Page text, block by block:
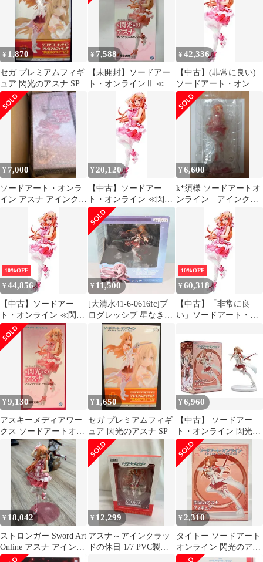
¥ 1,870
セガ プレミアムフィギ
ュア 閃光のアスナ SP
¥ 7,588
【未開封】ソードアー
ト・オンラインⅡ ≪閃
光≫のアスナ アインク
ラッドのアイドルVer
¥42,336
【中古】(非常に良い)
ソードアート・オンラ
イン ≪閃光≫のアスナ
アインクラッドのアイ
ドルVer. 1/8スケール
ABS&PVC製 フィギュ
¥ 7,000
ソードアート・オンラ
イン アスナ アインクラ
ッドのアイドルVer. 未
¥ 20,120
【中古】ソードアー
ト・オンライン ≪閃光
≫のアスナ アインクラ
ッドのアイドルVer. 1/8
スケール ABS&PVC製
フィギュア
¥6,600
k*須様 ソードアートオ
ンライン アインクラ
ッドのアイドル 閃光
のアスナ フィギ
10%OFF
¥44,856
【中古】ソードアー
ト・オンライン ≪閃光
≫のアスナ アインクラ
ッドのアイドルVer. 1/8
スケール ABS&PVC製
フィギュア
¥ 11,500
[大清水41-6-0616fc]プ
ログレッシブ 星なき夜
のアリア アスナ 1/7
10%OFF
¥60,318
【中古】「非常に良
い」ソードアート・オ
アイドルVer. 1/8スケー
ル ABS&PVC製 フィギ
ュア
¥9,130
アスキーメディアワー
クス ソードアートオン
ライン 閃光のアスナ ア
インクラッドのアイド
ルver/電撃屋web限定
¥ 1,650
セガ プレミアムフィギ
ュア 閃光のアスナ SP
¥6,960
【中古】 ソードアー
ト・オンライン 閃光の
アスナ フィギュア
SWORD ART ONLINE
アニメ タイトー
¥ 18,042
ストロンガー Sword Art
Online アスナ アインク
ラッドのKPOP アイド
¥ 12,299
アスナ～アインクラッ
ドの休日 1/7 PVC製塗
¥ 2,310
タイトー ソードアート
オンライン 閃光のアス
ナ フィギュア